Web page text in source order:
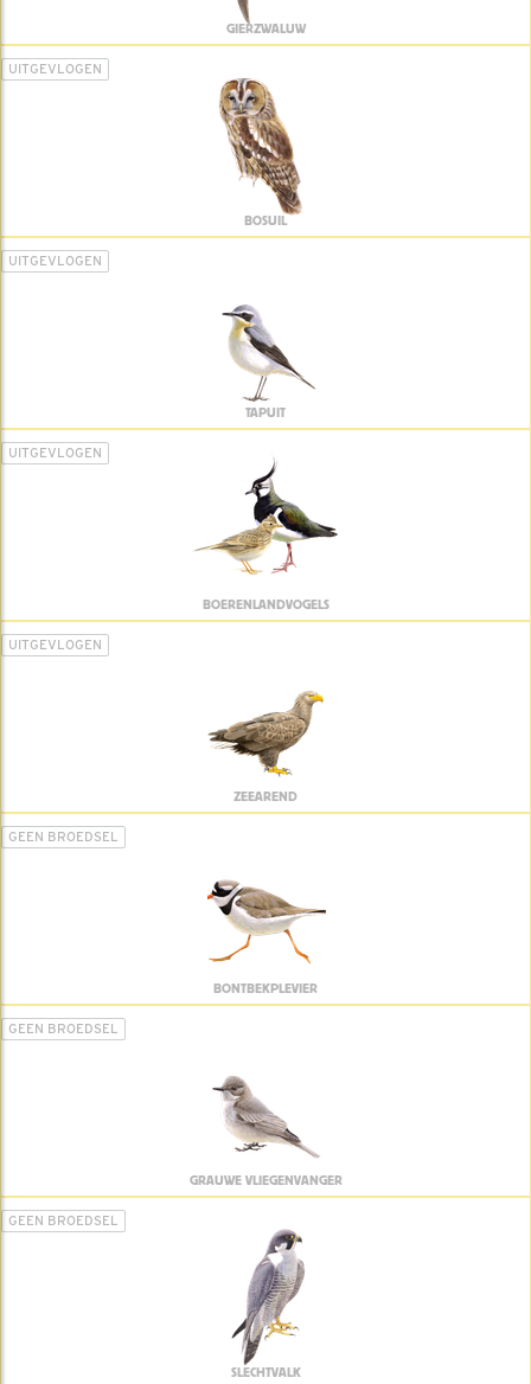
GIERZWALUW
UITGEVLOGEN
BOSUIL
UITGEVLOGEN
TAPUIT
UITGEVLOGEN
BOERENLANDVOGELS
UITGEVLOGEN
ZEEAREND
GEEN BROEDSEL
BONTBEKPLEVIER
GEEN BROEDSEL
GRAUWE VLIEGENVANGER
GEEN BROEDSEL
SLECHTVALK